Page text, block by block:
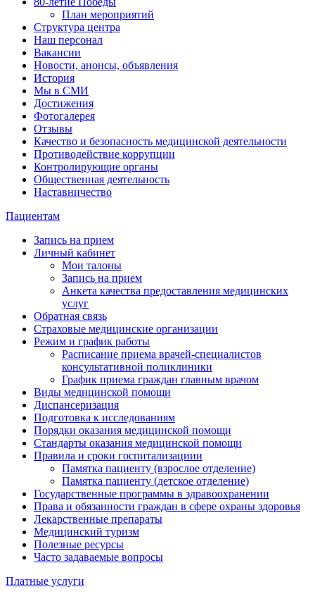
План мероприятий
Структура центра
Наш персонал
Вакансии
Новости, анонсы, объявления
История
Мы в СМИ
Достижения
Фотогалерея
Отзывы
Качество и безопасность медицинской деятельности
Противодействие коррупции
Контролирующие органы
Общественная деятельность
Наставничество
Пациентам
Запись на прием
Личный кабинет
Мои талоны
Запись на прием
Анкета качества предоставления медицинских
услуг
Обратная связь
Страховые медицинские организации
Режим и график работы
Расписание приема врачей-специалистов
консультативной поликлиники
График приема граждан главным врачом
Виды медицинской помощи
Диспансеризация
Подготовка к исследованиям
Порядки оказания медицинской помощи
Стандарты оказания медицинской помощи
Правила и сроки госпитализациии
Памятка пациенту (взрослое отделение)
Памятка пациенту (детское отделение)
Государственные программы в здравоохранении
Права и обязанности граждан в сфере охраны здоровья
Лекарственные препараты
Медицинский туризм
Полезные ресурсы
Часто задаваемые вопросы
Платные услуги